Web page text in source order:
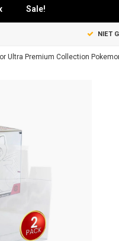
Sale!
NIET
Ultra Premium Collection